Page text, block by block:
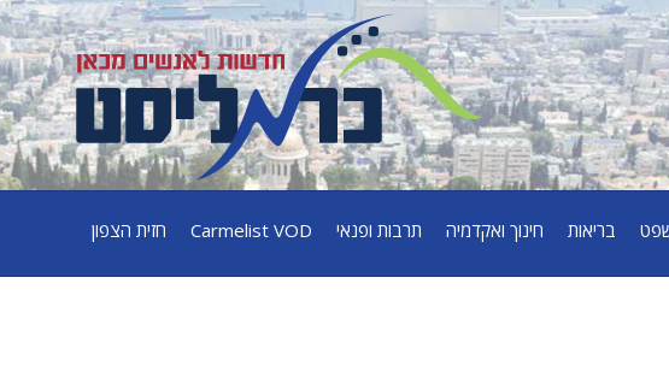
בריאות חינוך ואקדמיה תרבות ופנאי Carmelist VOD חזית הצפון